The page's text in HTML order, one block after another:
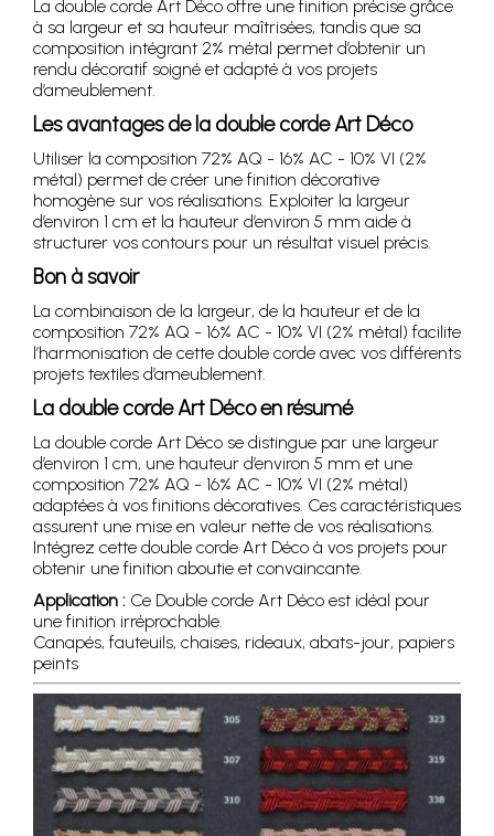
La double corde Art Déco offre une finition précise grâce
à sa largeur et sa hauteur maîtrisées, tandis que sa
composition intégrant 2% métal permet d’obtenir un
rendu décoratif soigné et adapté à vos projets
d’ameublement.
Les avantages de la double corde Art Déco
Utiliser la composition 72% AQ - 16% AC - 10% VI (2%
métal) permet de créer une finition décorative
homogène sur vos réalisations. Exploiter la largeur
d’environ 1 cm et la hauteur d’environ 5 mm aide à
structurer vos contours pour un résultat visuel précis.
Bon à savoir
La combinaison de la largeur, de la hauteur et de la
composition 72% AQ - 16% AC - 10% VI (2% métal) facilite
l’harmonisation de cette double corde avec vos différents
projets textiles d’ameublement.
La double corde Art Déco en résumé
La double corde Art Déco se distingue par une largeur
d’environ 1 cm, une hauteur d’environ 5 mm et une
composition 72% AQ - 16% AC - 10% VI (2% métal)
adaptées à vos finitions décoratives. Ces caractéristiques
assurent une mise en valeur nette de vos réalisations.
Intégrez cette double corde Art Déco à vos projets pour
obtenir une finition aboutie et convaincante.
Application : Ce Double corde Art Déco est idéal pour
une finition irréprochable.
Canapés, fauteuils, chaises, rideaux, abats-jour, papiers
peints